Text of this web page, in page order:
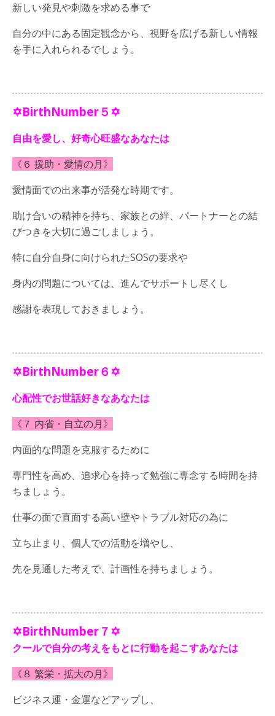
新しい発見や刺激を求める事で
自分の中にある固定観念から、視野を広げる新しい情報
を手に入れられるでしょう。
✡BirthNumber５✡
自由を愛し、好奇心旺盛なあなたは
《６ 援助・愛情の月》
愛情面での出来事が活発な時期です。
助け合いの精神を持ち、家族との絆、パートナーとの結
びつきを大切に過ごしましょう。
特に自分自身に向けられたSOSの要求や
身内の問題については、進んでサポートし尽くし
感謝を表現しておきましょう。
✡BirthNumber６✡
心配性でお世話好きなあなたは
《７ 内省・自立の月》
内面的な問題を克服するために
専門性を高め、追求心を持って勉強に専念する時間を持
ちましょう。
仕事の面で直面する高い壁やトラブル対応の為に
立ち止まり、個人での活動を増やし、
先を見通した考えで、計画性を持ちましょう。
✡BirthNumber７✡
クールで自分の考えをもとに行動を起こすあなたは
《８ 繁栄・拡大の月》
ビジネス運・金運などアップし、